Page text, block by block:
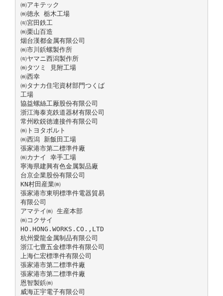
㈱アキテック
㈱徳永 栃木工場
㈲宮田鉄工
㈱栗山百造
烟台漢都金属有限公司
㈱市川鋲螺製作所
㈲ヤマニ西潟製作所
㈱タツミ 見附工場
㈱西幸
㈱タナカ住宅資材部門つくば
工場
協益螺絲工厰股份有限公司
浙江海泰克鉄道器材有限公司
常州欧鋭徳連接件有限公司
㈱トヨタボルト
㈱西潟 新飯田工場
張家港市第二標準件廠
㈱カナイ 幸手工場
寧海県建興有色金属製品廠
台京企業股份有限公司
KN村田産業㈱
張家港市東明標準件電器貿易
有限公司
アマテイ㈱ 生産本部
㈱コクサイ
HO.HONG.WORKS.CO.,LTD
杭州愛龍金属制品有限公司
浙江七豊五金標準件有限公司
上海仁宏標準件有限公司
張家港市第二標準件廠
張家港市第二標準件廠
恩智製鋲㈱
威海正宇電子有限公司